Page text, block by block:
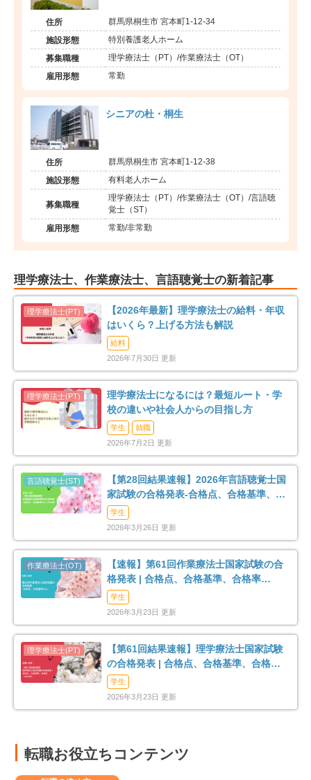
住所 群馬県桐生市 宮本町1-12-34
施設形態 特別養護老人ホーム
募集職種 理学療法士（PT）/作業療法士（OT）
雇用形態 常勤
シニアの杜・桐生
住所 群馬県桐生市 宮本町1-12-38
施設形態 有料老人ホーム
募集職種
理学療法士（PT）/作業療法士（OT）/言語聴
覚士（ST）
雇用形態 常勤/非常勤
理学療法士、作業療法士、言語聴覚士の新着記事
【2026年最新】理学療法士の給料・年収
はいくら？上げる方法も解説
給料
2026年7月30日 更新
理学療法士になるには？最短ルート・学
校の違いや社会人からの目指し方
学生
就職
2026年7月2日 更新
【第28回結果速報】2026年言語聴覚士国
家試験の合格発表-合格点、合格基準、合
格率など-
学生
2026年3月26日 更新
【速報】第61回作業療法士国家試験の合
格発表 | 合格点、合格基準、合格率
（2026年）
学生
2026年3月23日 更新
【第61回結果速報】理学療法士国家試験
の合格発表 | 合格点、合格基準、合格率
（2026年）
学生
2026年3月23日 更新
転職お役立ちコンテンツ